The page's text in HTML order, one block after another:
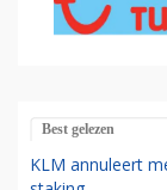
Best gelezen
KLM annuleert